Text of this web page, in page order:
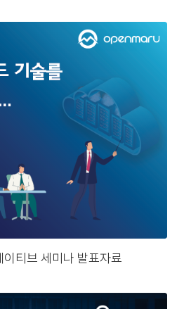
이티브 세미나 발표자료